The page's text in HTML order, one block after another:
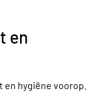
en
hygiëne voorop.